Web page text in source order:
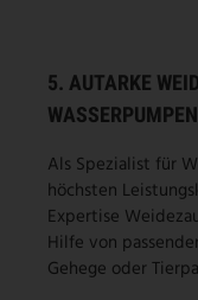
5. AUTARKE
WASSERPUMPEN
Als Spezialist für
höchsten
Expertise
Hilfe von
Gehege oder